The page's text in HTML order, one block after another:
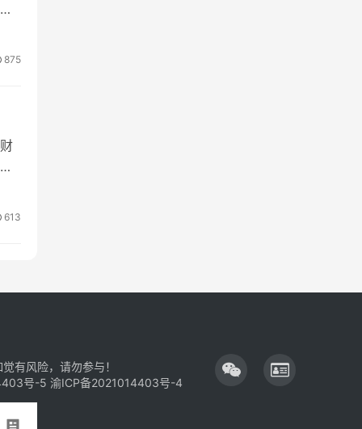
875
613
有风险，请勿参与！
号-5 渝ICP备2021014403号-4